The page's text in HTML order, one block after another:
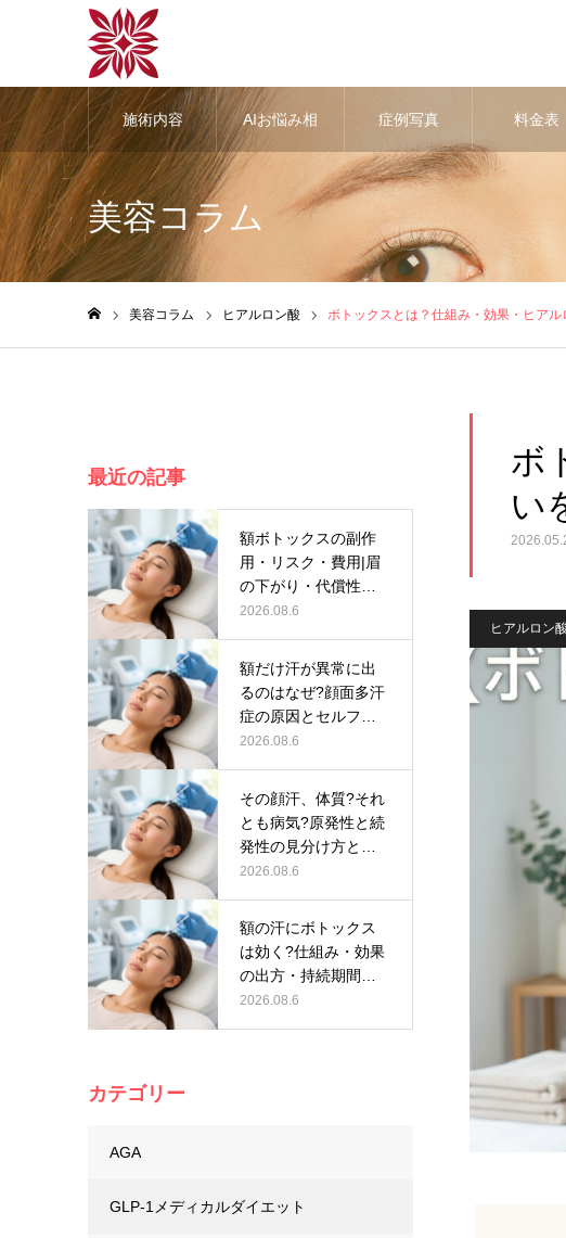
施術内容 AIお悩み相 症例写真 料金表
美容コラム
美容コラム ヒアルロン酸 ボトックスとは？仕組み・効果・ヒアル
ボ
い
ヒアルロン酸
最近の記事
額ボトックスの副作
用・リスク・費用|眉
の下がり・代償性発
汗・保険適…
2026.08.6
額だけ汗が異常に出
るのはなぜ?顔面多汗
症の原因とセルフチ
ェック
2026.08.6
その顔汗、体質?それ
とも病気?原発性と続
発性の見分け方と受
診の目安…
2026.08.6
額の汗にボトックス
は効く?仕組み・効果
の出方・持続期間を
わかりやす…
2026.08.6
カテゴリー
AGA
GLP-1メディカルダイエット